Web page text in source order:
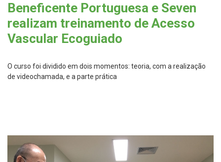
Beneficente Portuguesa e Seven
realizam treinamento de Acesso
Vascular Ecoguiado
O curso foi dividido em dois momentos: teoria, com a realização
de videochamada, e a parte prática